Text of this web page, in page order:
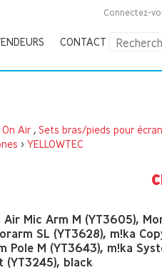
Connectez-
CONTACT
Air, Sets bras/pieds pour
> YELLOWTEC
Air Mic Arm M (YT3605),
SL (YT3628), m!ka
Pole M (YT3643), m!ka
(YT3245), black